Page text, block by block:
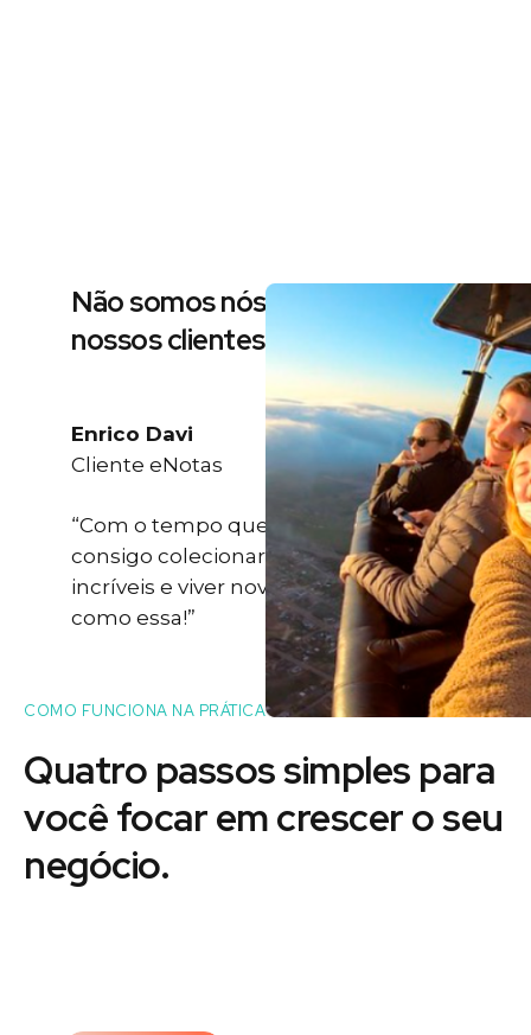
Não somos nós dizendo, são
nossos clientes
Enrico Davi
Cliente eNotas
“Com o tempo que eu ganho eu
consigo colecionar momentos
incríveis e viver novas experiências
como essa!”
COMO FUNCIONA NA PRÁTICA
Quatro passos simples para
vocêfocarem crescer o seu
negócio.